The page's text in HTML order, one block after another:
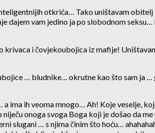
otkrića… Tako uništavam obitelj
dajem vam jedino ja po slobodnom
i čovjekoubojica iz mafije!
… bludnike… okrutne kao što sam ja
a ima ih veoma mnogo… Ah! Koje veselje,
onoga svoga Boga koji je došao da
slugani … s njima činim što hoću…